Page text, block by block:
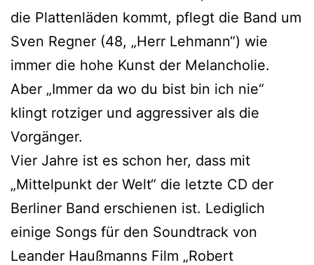
die Plattenläden kommt, pflegt die Band um
Sven Regner (48, „Herr Lehmann“) wie
immer die hohe Kunst der Melancholie.
Aber „Immer da wo du bist bin ich nie“
klingt rotziger und aggressiver als die
Vorgänger.
Vier Jahre ist es schon her, dass mit
„Mittelpunkt der Welt“ die letzte CD der
Berliner Band erschienen ist. Lediglich
einige Songs für den Soundtrack von
Leander Haußmanns Film „Robert